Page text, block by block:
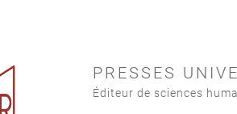
PRESSES
Éditeur de sciences